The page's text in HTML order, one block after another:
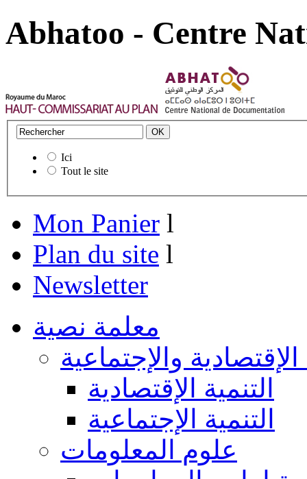
Abhatoo - Centre
Ici
Tout le site
Mon Panier l
Plan du site l
Newsletter
معلمة نصية
الإقتصادية والإجتماعية
التنمية الإقتصادية
التنمية الإجتماعية
علوم المعلومات